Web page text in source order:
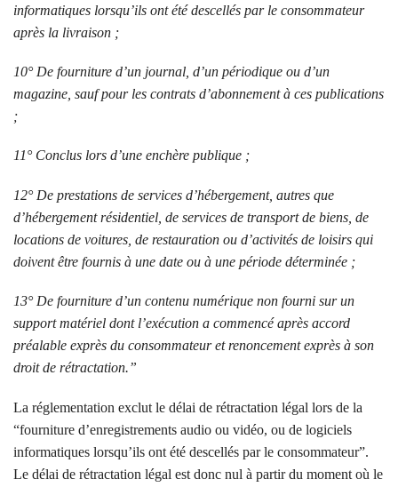
informatiques lorsqu’ils ont été descellés par le consommateur
après la livraison ;
10° De fourniture d’un journal, d’un périodique ou d’un
magazine, sauf pour les contrats d’abonnement à ces publications
;
11° Conclus lors d’une enchère publique ;
12° De prestations de services d’hébergement, autres que
d’hébergement résidentiel, de services de transport de biens, de
locations de voitures, de restauration ou d’activités de loisirs qui
doivent être fournis à une date ou à une période déterminée ;
13° De fourniture d’un contenu numérique non fourni sur un
support matériel dont l’exécution a commencé après accord
préalable exprès du consommateur et renoncement exprès à son
droit de rétractation.”
La réglementation exclut le délai de rétractation légal lors de la
“fourniture d’enregistrements audio ou vidéo, ou de logiciels
informatiques lorsqu’ils ont été descellés par le consommateur”.
Le délai de rétractation légal est donc nul à partir du moment où le